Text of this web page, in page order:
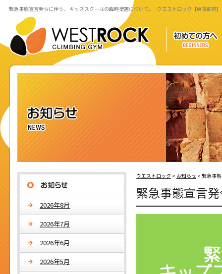
緊急事態宣言発令に伴う、 キッズスクールの臨時措置について。 - ウエストロック【東京都内】
ウエストロック > お知らせ > 緊急事
緊急事態宣言
2026年8月
2026年7月
2026年6月
2026年5月